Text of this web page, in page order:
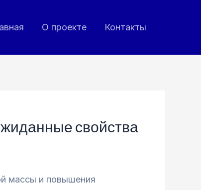
О проекте Контакты
свойства
массы и повышения